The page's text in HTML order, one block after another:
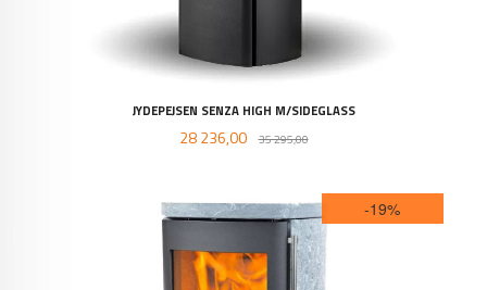
JYDEPEJSEN SENZA HIGH M/SIDEGLASS
Tilbud
28 236,00 35 295,00Rabatt
-19%